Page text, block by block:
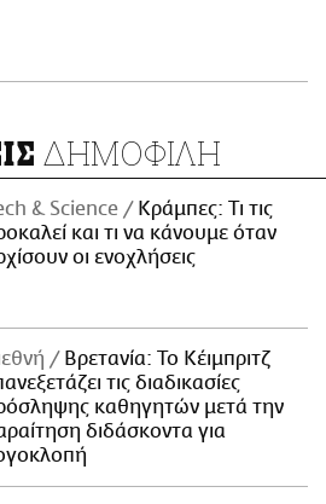
ΔΗΜΟΦΙΛΗ
& Science
Κράμπες: Τι τις
και τι να κάνουμε όταν
οι ενοχλήσεις
Βρετανία: Το Κέιμπριτζ
τις διαδικασίες
καθηγητών μετά την
διδάσκοντα για